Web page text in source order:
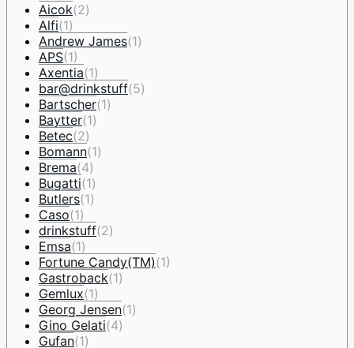
Aicok(2)
Alfi(1)
Andrew James(1)
APS(1)
Axentia(1)
bar@drinkstuff(5)
Bartscher(1)
Baytter(1)
Betec(2)
Bomann(1)
Brema(4)
Bugatti(1)
Butlers(1)
Caso(1)
drinkstuff(2)
Emsa(1)
Fortune Candy(TM)(1)
Gastroback(1)
Gemlux(1)
Georg Jensen(1)
Gino Gelati(4)
Gufan(1)